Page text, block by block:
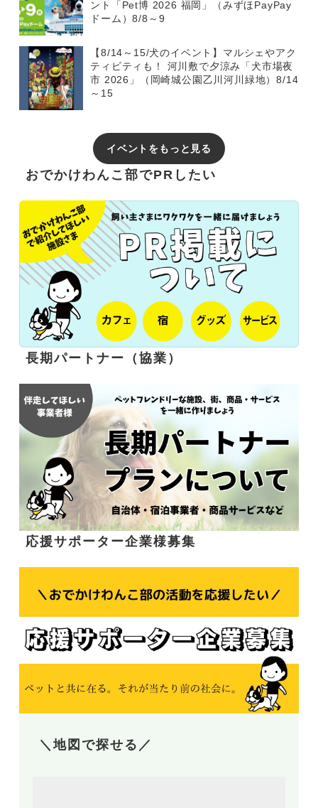
ント「Pet博 2026 福岡」（みずほPayPay
ドーム）8/8～9
【8/14～15/犬のイベント】マルシェやアク
ティビティも！ 河川敷で夕涼み「犬市場夜
市 2026」（岡崎城公園乙川河川緑地）8/14
～15
イベントをもっと見る
おでかけわんこ部でPRしたい
長期パートナー（協業）
応援サポーター企業様募集
＼地図で探せる／